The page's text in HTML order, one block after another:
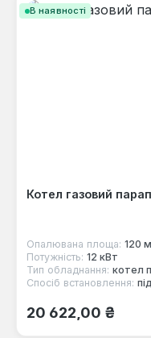
В наявності
Котел газовий
Опалювана площа: 120
Потужність: 12 кВт
Тип обладнання: котел
Спосіб встановлення:
Звичайна ціна:
20 622,00 ₴